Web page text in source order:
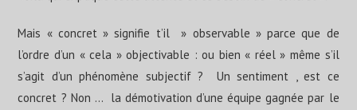
Mais « concret » signifie t’il » observable » parce que de
l’ordre d’un « cela » objectivable : ou bien « réel » même s’il
s’agit d’un phénomène subjectif ? Un sentiment , est ce
concret ? Non … la démotivation d’une équipe gagnée par le